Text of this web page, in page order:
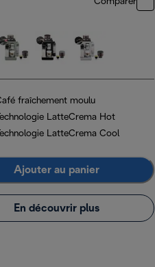
Comparer
fraîchement moulu
Technologie LatteCrema Hot
Technologie LatteCrema Cool
Ajouter au panier
En découvrir plus